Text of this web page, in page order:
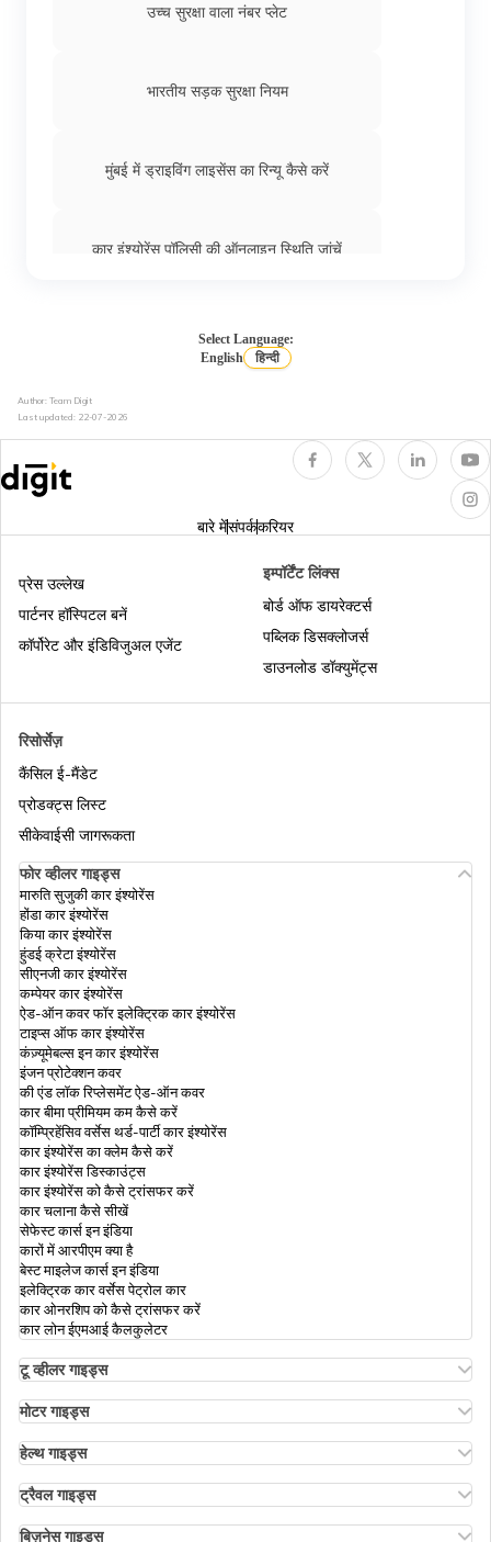
उच्च सुरक्षा वाला नंबर प्लेट
भारतीय सड़क सुरक्षा नियम
मुंबई में ड्राइविंग लाइसेंस का रिन्यू कैसे करें
कार इंश्योरेंस पॉलिसी की ऑनलाइन स्थिति जांचें
how to take test drive of a car
1 अक्टूबर 2020 से नए मोटर वाहन नियम
बैंगलोर में ड्रिंक एंड ड्राइव जुर्माना
गोवा में ड्राइविंग लाइसेंस रिन्यू करने का तरीका
भारत में वाहन स्क्रैपेज पॉलिसी
बाइक इंश्योरेंस ट्रांसफर
मुंबई में ड्राइविंग लाइसेंस कैसे प्राप्त करें
भारत में नंबर प्लेट के विभिन्न प्रकार
वाहन रजिस्ट्रेशन प्रमाणपत्र
Select Language:
English
हिन्दी
Author: Team Digit
Last updated: 22-07-2026
बारे मेंसंपर्ककरियर
रिसोर्सेज़
कैंसिल ई-मैंडेट
प्रोडक्ट्स लिस्ट
सीकेवाईसी जागरूकता
प्रेस उल्लेख
पार्टनर हॉस्पिटल बनें
कॉर्पोरेट और इंडिविजुअल एजेंट
इम्पॉर्टेंट लिंक्स
बोर्ड ऑफ डायरेक्टर्स
पब्लिक डिसक्लोजर्स
डाउनलोड डॉक्युमेंट्स
फोर व्हीलर गाइड्स
मारुति सुजुकी कार इंश्योरेंस
होंडा कार इंश्योरेंस
किया कार इंश्योरेंस
हुंडई क्रेटा इंश्योरेंस
सीएनजी कार इंश्योरेंस
कम्पेयर कार इंश्योरेंस
ऐड-ऑन कवर फॉर इलेक्ट्रिक कार इंश्योरेंस
टाइप्स ऑफ कार इंश्योरेंस
कंज़्यूमेबल्स इन कार इंश्योरेंस
इंजन प्रोटेक्शन कवर
की एंड लॉक रिप्लेसमेंट ऐड-ऑन कवर
कार बीमा प्रीमियम कम कैसे करें
कॉम्प्रिहेंसिव वर्सेस थर्ड-पार्टी कार इंश्योरेंस
कार इंश्योरेंस का क्लेम कैसे करें
कार इंश्योरेंस डिस्काउंट्स
कार इंश्योरेंस को कैसे ट्रांसफर करें
कार चलाना कैसे सीखें
सेफेस्ट कार्स इन इंडिया
कारों में आरपीएम क्या है
बेस्ट माइलेज कार्स इन इंडिया
इलेक्ट्रिक कार वर्सेस पेट्रोल कार
कार ओनरशिप को कैसे ट्रांसफर करें
कार लोन ईएमआई कैलकुलेटर
टू व्हीलर गाइड्स
अथर एनर्जी बाइक इंश्योरेंस
बाइक इंश्योरेंस रिन्यूअल
बाइक इंश्योरेंस फॉर 3 ईयर्स
कॉम्प्रिहेंसिव एंड थर्ड-पार्टी बाइक इंश्योरेंस
कैशलेस बाइक इंश्योरेंस
कम्पेयर बाइक इंश्योरेंस
ऐड-ऑन कवर इन बाइक इंश्योरेंस
मोटर गाइड्स
मोटर इंश्योरेंस के प्रकार
कॉम्प्रिहेंसिव वर्सेस ज़ीरो डिप्रिसिएशन इंश्योरेंस
रोडसाइड असिस्टेंस कवर
पीए कवर इन मोटर इंश्योरेंस
पीए कवर इन मोटर इंश्योरेंस
हेल्थ गाइड्स
एनआरआई पैरेंट्स के लिए हेल्थ इंश्योरेंस
रिइम्बर्समेंट क्लेम
इंडिविजुअल हेल्थ इंश्योरेंस
ट्रैवल गाइड्स
सीनियर सिटीज़न्स के लिए ट्रैवल इंश्योरेंस
बिज़नेस गाइड्स